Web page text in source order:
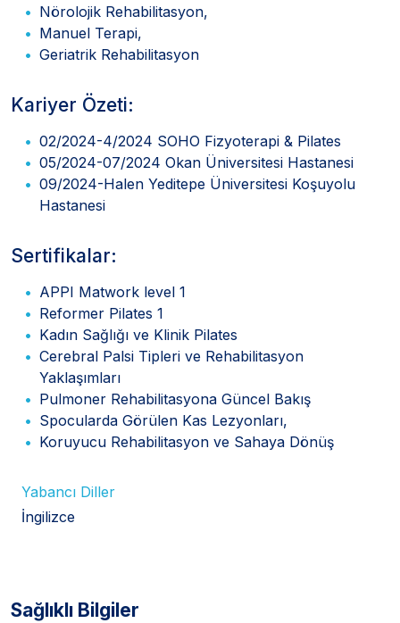
Nörolojik Rehabilitasyon,
Manuel Terapi,
Geriatrik Rehabilitasyon
Kariyer Özeti:
02/2024-4/2024 SOHO Fizyoterapi & Pilates
05/2024-07/2024 Okan Üniversitesi Hastanesi
09/2024-Halen Yeditepe Üniversitesi Koşuyolu
Hastanesi
Sertifikalar:
APPI Matwork level 1
Reformer Pilates 1
Kadın Sağlığı ve Klinik Pilates
Cerebral Palsi Tipleri ve Rehabilitasyon
Yaklaşımları
Pulmoner Rehabilitasyona Güncel Bakış
Spocularda Görülen Kas Lezyonları,
Koruyucu Rehabilitasyon ve Sahaya Dönüş
Yabancı Diller
İngilizce
Sağlıklı Bilgiler